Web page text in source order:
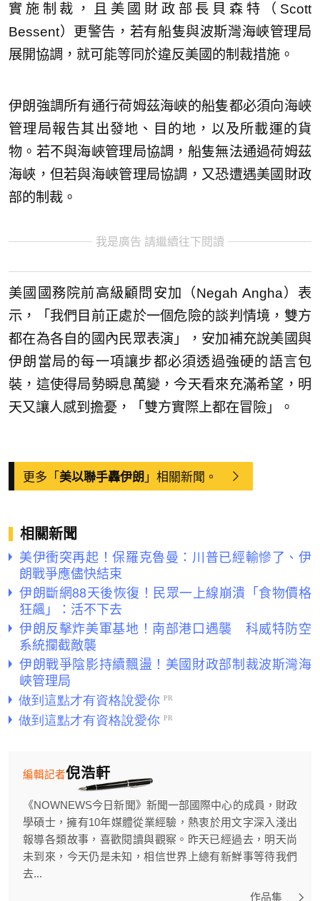
實施制裁，且美國財政部長貝森特（Scott
Bessent）更警告，若有船隻與波斯灣海峽管理局
展開協調，就可能等同於違反美國的制裁措施。
伊朗強調所有通行荷姆茲海峽的船隻都必須向海峽
管理局報告其出發地、目的地，以及所載運的貨
物。若不與海峽管理局協調，船隻無法通過荷姆茲
海峽，但若與海峽管理局協調，又恐遭遇美國財政
部的制裁。
我是廣告 請繼續往下閱讀
美國國務院前高級顧問安加（Negah Angha）表
示，「我們目前正處於一個危險的談判情境，雙方
都在為各自的國內民眾表演」，安加補充說美國與
伊朗當局的每一項讓步都必須透過強硬的語言包
裝，這使得局勢瞬息萬變，今天看來充滿希望，明
天又讓人感到擔憂，「雙方實際上都在冒險」。
更多「美以聯手轟伊朗」相關新聞。
相關新聞
美伊衝突再起！保羅克魯曼：川普已經輸慘了、伊
朗戰爭應儘快結束
伊朗斷網88天後恢復！民眾一上線崩潰「食物價格
狂飆」：活不下去
伊朗反擊炸美軍基地！南部港口遇襲 科威特防空
系統攔截敵襲
伊朗戰爭陰影持續飄盪！美國財政部制裁波斯灣海
峽管理局
倪浩軒
編輯記者
《NOWNEWS今日新聞》新聞一部國際中心的成員，財政
學碩士，擁有10年媒體從業經驗，熱衷於用文字深入淺出
報導各類故事，喜歡閱讀與觀察。昨天已經過去，明天尚
未到來，今天仍是未知，相信世界上總有新鮮事等待我們
去...
作品集